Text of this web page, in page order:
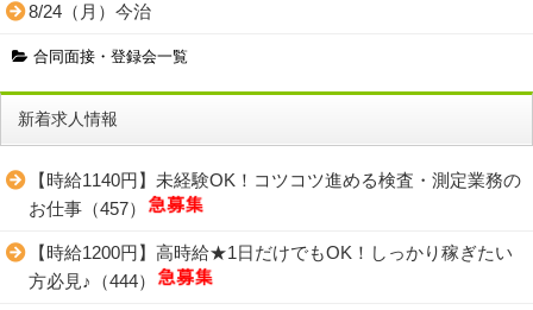
8/24（月）今治
合同面接・登録会一覧
新着求人情報
【時給1140円】未経験OK！コツコツ進める検査・測定業務の
お仕事（457）
【時給1200円】高時給★1日だけでもOK！しっかり稼ぎたい
方必見♪（444）